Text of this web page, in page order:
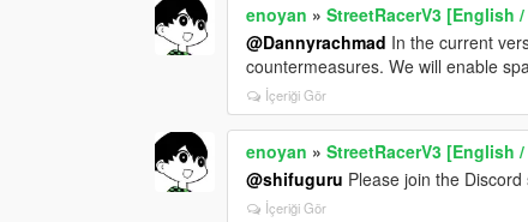
enoyan »StreetRacerV3 [English
@Dannyrachmad In the current
countermeasures. We will enable
İçeriği Gör
enoyan »StreetRacerV3 [English
@shifuguru Please join the
İçeriği Gör